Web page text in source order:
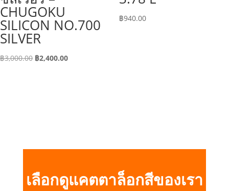
CHUGOKU
SILICON NO.700
SILVER
฿3,000.00 Original
฿2,400.00Current
฿940.00
เลือกดูแคตตาล็อกสีของเรา